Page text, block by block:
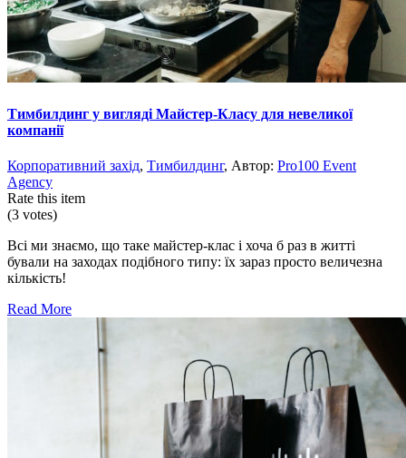
Тимбилдинг у вигляді Майстер-Класу для невеликої
компанії
Корпоративний захід, Тимбилдинг, Автор: Pro100 Event
Agency
Rate this item
(3 votes)
Всі ми знаємо, що таке майстер-клас і хоча б раз в житті
бували на заходах подібного типу: їх зараз просто величезна
кількість!
Read More